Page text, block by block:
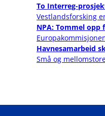
To Interreg-
Vestlandsforsking
NPA: Tommel
Havnesamarbeid
Små og